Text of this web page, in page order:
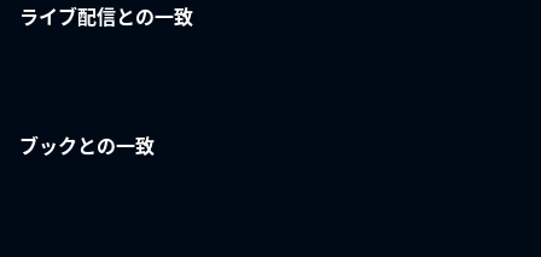
ライブ配信との一致
ブックとの一致